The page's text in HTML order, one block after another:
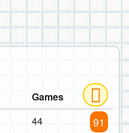
Games
44 91